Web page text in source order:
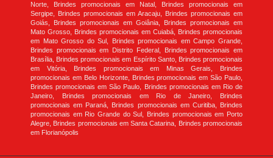
Norte, Brindes promocionais em Natal, Brindes promocionais em
Sergipe, Brindes promocionais em Aracaju, Brindes promocionais em
Goiás, Brindes promocionais em Goiânia, Brindes promocionais em
Mato Grosso, Brindes promocionais em Cuiabá, Brindes promocionais
em Mato Grosso do Sul, Brindes promocionais em Campo Grande,
Brindes promocionais em Distrito Federal, Brindes promocionais em
Brasília, Brindes promocionais em Espírito Santo, Brindes promocionais
em Vitória, Brindes promocionais em Minas Gerais, Brindes
promocionais em Belo Horizonte, Brindes promocionais em São Paulo,
Brindes promocionais em São Paulo, Brindes promocionais em Rio de
Janeiro, Brindes promocionais em Rio de Janeiro, Brindes
promocionais em Paraná, Brindes promocionais em Curitiba, Brindes
promocionais em Rio Grande do Sul, Brindes promocionais em Porto
Alegre, Brindes promocionais em Santa Catarina, Brindes promocionais
em Florianópolis